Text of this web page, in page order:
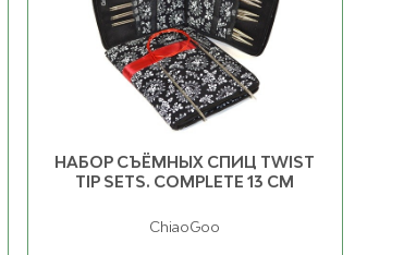
НАБОР СЪЁМНЫХ СПИЦ TWIST
TIP SETS. COMPLETE 13 СМ
ChiaoGoo